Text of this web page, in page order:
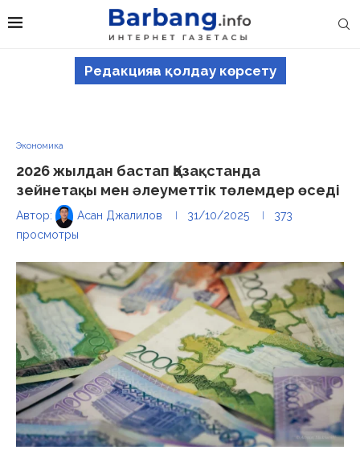
Редакцияға қолдау көрсету
Экономика
2026 жылдан бастап Қазақстанда
зейнетақы мен әлеуметтік төлемдер өседі
Автор: Асан Джалилов 31/10/2025
373
просмотры